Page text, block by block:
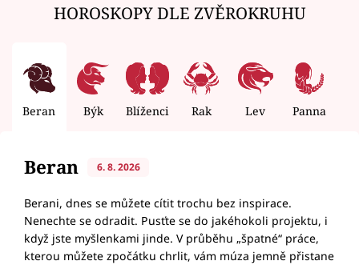
HOROSKOPY DLE ZVĚROKRUHU
Beran Býk Blíženci Rak Lev Panna
Beran 6. 8. 2026
Berani, dnes se můžete cítit trochu bez inspirace.
Nenechte se odradit. Pusťte se do jakéhokoli projektu, i
když jste myšlenkami jinde. V průběhu „špatné“ práce,
kterou můžete zpočátku chrlit, vám múza jemně přistane